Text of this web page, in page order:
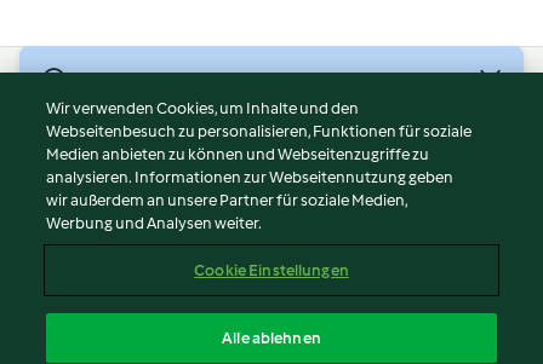
Nutzungsbedingungen
Datenschutzrichtlinien
Disclaimer
Impressum
Inhalt melden
Erklärung zur Barrierefreiheit
Wir verwenden Cookies, um Inhalte und den
Webseitenbesuch zu personalisieren, Funktionen für soziale
Medien anbieten zu können und Webseitenzugriffe zu
analysieren. Informationen zur Webseitennutzung geben
wir außerdem an unsere Partner für soziale Medien,
Werbung und Analysen weiter.
Cookie Einstellungen
Alle ablehnen